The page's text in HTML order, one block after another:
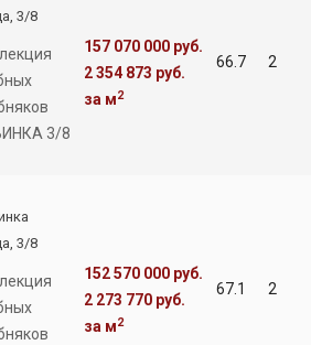
3/8
3/8
157 070 000 руб.
2 354 873 руб.
за м2
66.7 2
3/8
152 570 000 руб.
2 273 770 руб.
за м2
67.1 2